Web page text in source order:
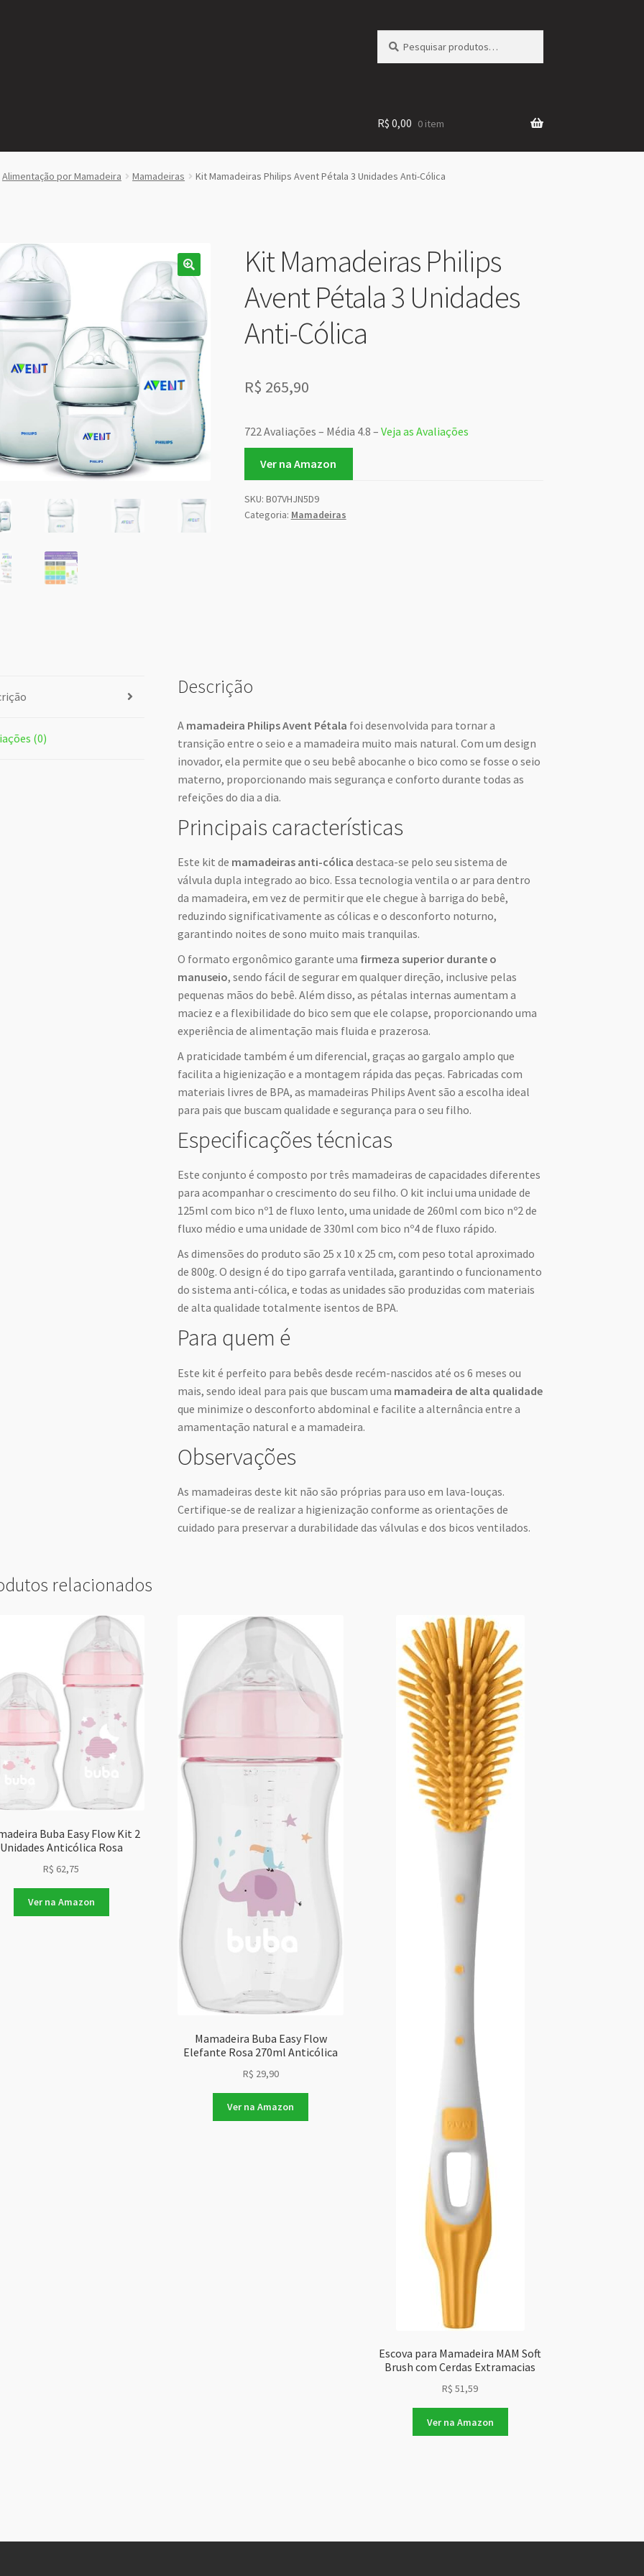
por:
R$ 0,00 0 item
Alimentação por Mamadeira Mamadeiras Kit Mamadeiras Philips Avent Pétala 3 Unidades Anti-Cólica
Kit Mamadeiras Philips
Avent Pétala 3 Unidades
Anti-Cólica
R$ 265,90
722 Avaliações – Média 4.8 – Veja as Avaliações
Ver na Amazon
SKU: B07VHJN5D9
Categoria: Mamadeiras
(0)
Descrição
A mamadeira Philips Avent Pétala foi desenvolvida para tornar a
transição entre o seio e a mamadeira muito mais natural. Com um design
inovador, ela permite que o seu bebê abocanhe o bico como se fosse o seio
materno, proporcionando mais segurança e conforto durante todas as
refeições do dia a dia.
Principais características
Este kit de mamadeiras anti-cólica destaca-se pelo seu sistema de
válvula dupla integrado ao bico. Essa tecnologia ventila o ar para dentro
da mamadeira, em vez de permitir que ele chegue à barriga do bebê,
reduzindo significativamente as cólicas e o desconforto noturno,
garantindo noites de sono muito mais tranquilas.
O formato ergonômico garante uma firmeza superior durante o
manuseio, sendo fácil de segurar em qualquer direção, inclusive pelas
pequenas mãos do bebê. Além disso, as pétalas internas aumentam a
maciez e a flexibilidade do bico sem que ele colapse, proporcionando uma
experiência de alimentação mais fluida e prazerosa.
A praticidade também é um diferencial, graças ao gargalo amplo que
facilita a higienização e a montagem rápida das peças. Fabricadas com
materiais livres de BPA, as mamadeiras Philips Avent são a escolha ideal
para pais que buscam qualidade e segurança para o seu filho.
Especificações técnicas
Este conjunto é composto por três mamadeiras de capacidades diferentes
para acompanhar o crescimento do seu filho. O kit inclui uma unidade de
125ml com bico nº1 de fluxo lento, uma unidade de 260ml com bico nº2 de
fluxo médio e uma unidade de 330ml com bico nº4 de fluxo rápido.
As dimensões do produto são 25 x 10 x 25 cm, com peso total aproximado
de 800g. O design é do tipo garrafa ventilada, garantindo o funcionamento
do sistema anti-cólica, e todas as unidades são produzidas com materiais
de alta qualidade totalmente isentos de BPA.
Para quem é
Este kit é perfeito para bebês desde recém-nascidos até os 6 meses ou
mais, sendo ideal para pais que buscam uma mamadeira de alta qualidade
que minimize o desconforto abdominal e facilite a alternância entre a
amamentação natural e a mamadeira.
Observações
As mamadeiras deste kit não são próprias para uso em lava-louças.
Certifique-se de realizar a higienização conforme as orientações de
cuidado para preservar a durabilidade das válvulas e dos bicos ventilados.
relacionados
Buba Easy Flow Kit 2
Unidades Anticólica Rosa
R$ 62,75
Ver na Amazon
Mamadeira Buba Easy Flow
Elefante Rosa 270ml Anticólica
R$ 29,90
Ver na Amazon
Escova para Mamadeira MAM Soft
Brush com Cerdas Extramacias
R$ 51,59
Ver na Amazon